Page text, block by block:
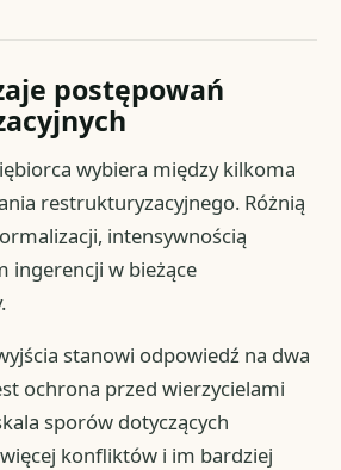
postępowań
wybiera między kilkoma
restrukturyzacyjnego. Różnią
intensywnością
ingerencji w bieżące
stanowi odpowiedź na dwa
ochrona przed wierzycielami
sporów dotyczących
konfliktów i im bardziej